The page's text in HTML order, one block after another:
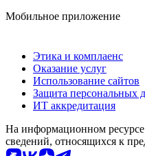
Мобильное приложение
Этика и комплаенс
Оказание услуг
Использование сайтов
Защита персональных
ИТ аккредитация
На информационном
сведений, относящихся к